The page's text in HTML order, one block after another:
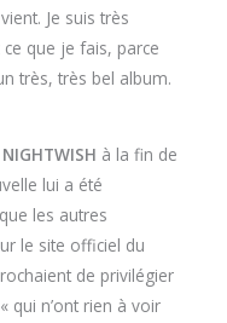
Je suis très
ce que je fais, parce
très, très bel album.
NIGHTWISH à la fin de
lui a été
les autres
le site officiel du
de privilégier
qui n’ont rien à voir